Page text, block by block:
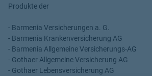
Produkte der
- Barmenia Versicherungen a. G.
- Barmenia Krankenversicherung AG
- Barmenia Allgemeine Versicherungs-AG
- Gothaer Allgemeine Versicherung AG
- Gothaer Lebensversicherung AG